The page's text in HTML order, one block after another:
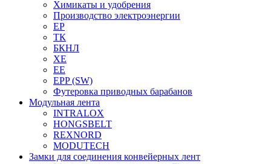
Химикаты и удобрения
Производство электроэнергии
EP
ТК
БКНЛ
XE
EE
EPP (SW)
Футеровка приводных барабанов
Модульная лента
INTRALOX
HONGSBELT
REXNORD
MODUTECH
Замки для соединения конвейерных лент